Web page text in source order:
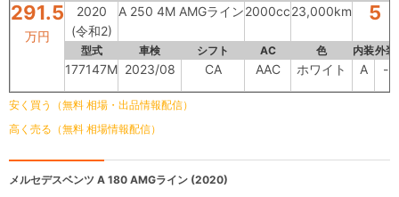
291.5
万円
2020
(令和2)
A 250 4M AMGライン2000cc23,000km 5
型式 車検 シフト AC 色 内装外装
177147M 2023/08 CA AAC ホワイト A -
安く買う（無料 相場・出品情報配信）
高く売る（無料 相場情報配信）
メルセデスベンツ A 180 AMGライン (2020)